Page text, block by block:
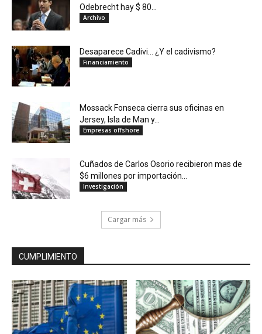
Odebrecht hay $ 80...
Archivo
Desaparece Cadivi… ¿Y el cadivismo?
Financiamiento
Mossack Fonseca cierra sus oficinas en
Jersey, Isla de Man y...
Empresas offshore
Cuñados de Carlos Osorio recibieron mas de
$6 millones por importación...
Investigación
Cargar más
CUMPLIMIENTO